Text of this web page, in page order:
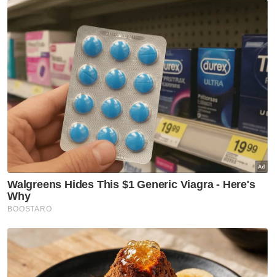
Dua jaguh, satu impian di
Sukan Asia 2026